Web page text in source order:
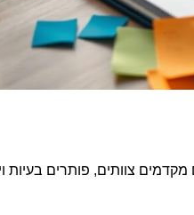
צוותים, פותרים בעיות